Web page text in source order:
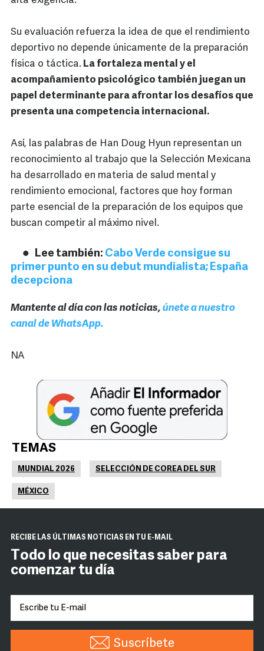
Su evaluación refuerza la idea de que el rendimiento
deportivo no depende únicamente de la preparación
física o táctica. La fortaleza mental y el
acompañamiento psicológico también juegan un
papel determinante para afrontar los desafíos que
presenta una competencia internacional.
Así, las palabras de Han Doug Hyun representan un
reconocimiento al trabajo que la Selección Mexicana
ha desarrollado en materia de salud mental y
rendimiento emocional, factores que hoy forman
parte esencial de la preparación de los equipos que
buscan competir al máximo nivel.
Lee también: Cabo Verde consigue su
primer punto en su debut mundialista; España
decepciona
Mantente al día con las noticias, únete a nuestro
canal de WhatsApp.
NA
TEMAS
MUNDIAL 2026 SELECCIÓN DE COREA DEL SUR
MÉXICO
RECIBE LAS ÚLTIMAS NOTICIAS EN TU E-MAIL
Todo lo que necesitas saber para
comenzar tu día
Suscríbete